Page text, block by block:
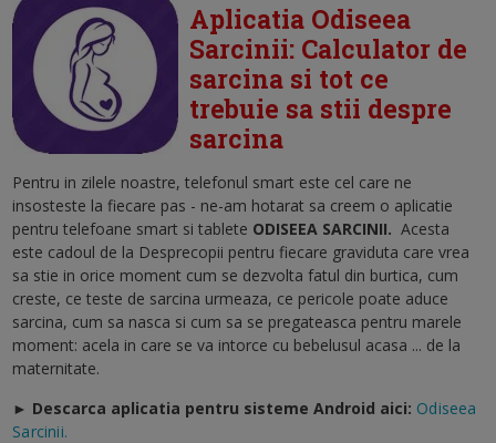
Aplicatia Odiseea
Sarcinii: Calculator de
sarcina si tot ce
trebuie sa stii despre
sarcina
Pentru in zilele noastre, telefonul smart este cel care ne
insosteste la fiecare pas - ne-am hotarat sa creem o aplicatie
pentru telefoane smart si tablete ODISEEA SARCINII. Acesta
este cadoul de la Desprecopii pentru fiecare graviduta care vrea
sa stie in orice moment cum se dezvolta fatul din burtica, cum
creste, ce teste de sarcina urmeaza, ce pericole poate aduce
sarcina, cum sa nasca si cum sa se pregateasca pentru marele
moment: acela in care se va intorce cu bebelusul acasa ... de la
maternitate.
► Descarca aplicatia pentru sisteme Android aici: Odiseea
Sarcinii.